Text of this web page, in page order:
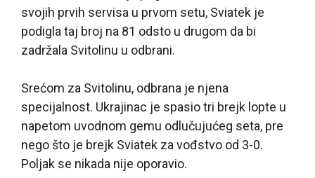
svojih prvih servisa u prvom setu, Sviatek je
podigla taj broj na 81 odsto u drugom da bi
zadržala Svitolinu u odbrani.
Srećom za Svitolinu, odbrana je njena
specijalnost. Ukrajinac je spasio tri brejk lopte u
napetom uvodnom gemu odlučujućeg seta, pre
nego što je brejk Sviatek za vođstvo od 3-0.
Poljak se nikada nije oporavio.